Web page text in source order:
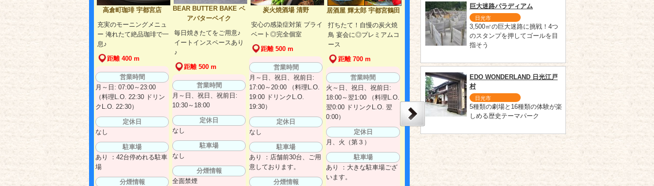
高倉町珈琲 宇都宮店
充実のモーニングメニュ
ー 淹れたて絶品珈琲で一
息♪
距離 400 m
営業時間
月～日: 07:00～23:00
（料理L.O. 22:30 ドリン
クL.O. 22:30）
定休日
なし
駐車場
あり ：42台停めれる駐車
場
分煙情報
BEAR BUTTER BAKE ベ
アバターベイク
毎日焼きたてをご用意♪
イートインスペースあり
♪
距離 500 m
営業時間
月～日、祝日、祝前日:
10:30～18:00
定休日
なし
駐車場
なし
分煙情報
全面禁煙
炭火焼酒場 清野
安心の感染症対策 プライ
ベート◎完全個室
距離 500 m
営業時間
月～日、祝日、祝前日:
17:00～20:00 （料理L.O.
19:00 ドリンクL.O.
19:30）
定休日
なし
駐車場
あり ：店舗前30台、ご用
意しております。
分煙情報
居酒屋 輝太郎 宇都宮鶴田
打ちたて！自慢の炭火焼
鳥 宴会に◎プレミアムコ
ース
距離 700 m
営業時間
火～日、祝日、祝前日:
18:00～翌1:00 （料理L.O.
翌0:00 ドリンクL.O. 翌
0:00）
定休日
月、火（第３）
駐車場
あり ：大きな駐車場ござ
います。
巨大迷路パラディアム
日光市
3,500㎡の巨大迷路に挑戦！4つ
のスタンプを押してゴールを目
指そう
EDO WONDERLAND 日光江戸
村
日光市
5種類の劇場と16種類の体験が楽
しめる歴史テーマパーク